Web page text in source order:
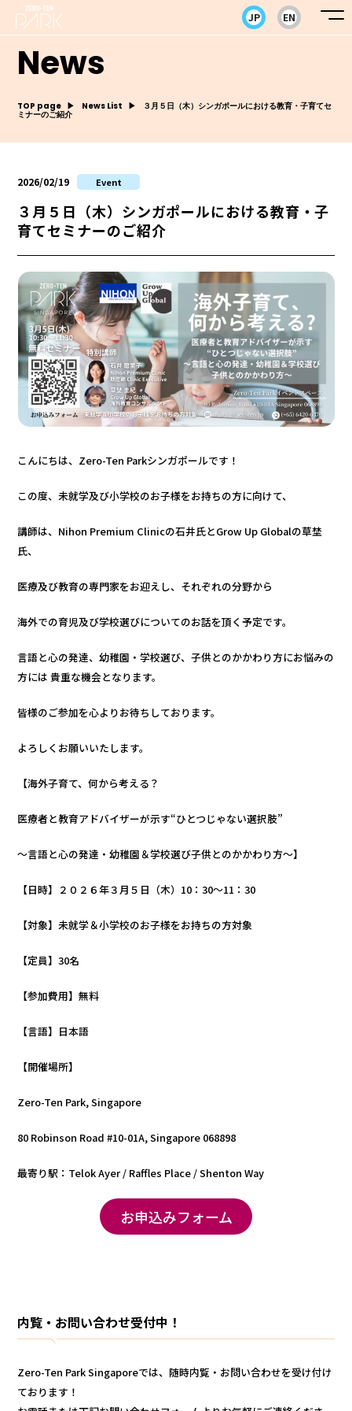
JP EN
News
TOP page News List ３月５日（木）シンガポールにおける教育・子育てセ
ミナーのご紹介
2026/02/19 Event
３月５日（木）シンガポールにおける教育・子
育てセミナーのご紹介
こんにちは、Zero-Ten Parkシンガポールです！
この度、未就学及び小学校のお子様をお持ちの方に向けて、
講師は、Nihon Premium Clinicの石井氏とGrow Up Globalの草埜
氏、
医療及び教育の専門家をお迎えし、それぞれの分野から
海外での育児及び学校選びについてのお話を頂く予定です。
言語と心の発達、幼稚園・学校選び、子供とのかかわり方にお悩みの
方には 貴重な機会となります。
皆様のご参加を心よりお待ちしております。
よろしくお願いいたします。
【海外子育て、何から考える？
医療者と教育アドバイザーが示す“ひとつじゃない選択肢”
～言語と心の発達・幼稚園＆学校選び子供とのかかわり方～】
【日時】２０２６年３月５日（木）10：30～11：30
【対象】未就学＆小学校のお子様をお持ちの方対象
【定員】30名
【参加費用】無料
【言語】日本語
【開催場所】
Zero-Ten Park, Singapore
80 Robinson Road #10-01A, Singapore 068898
最寄り駅：Telok Ayer / Raffles Place / Shenton Way
お申込みフォーム
内覧・お問い合わせ受付中！
Zero-Ten Park Singaporeでは、随時内覧・お問い合わせを受け付け
ております！